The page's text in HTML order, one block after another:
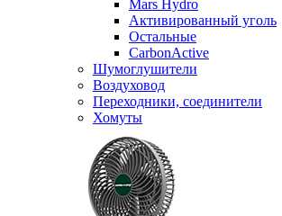
Mars Hydro
Активированный уголь
Остальные
CarbonActive
Шумоглушители
Воздуховод
Переходники, соединители
Хомуты